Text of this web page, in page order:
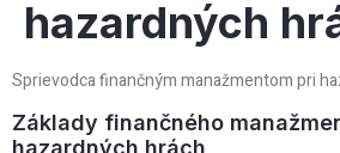
hazardných
Sprievodca finančným manažmentom pri
Základy finančného